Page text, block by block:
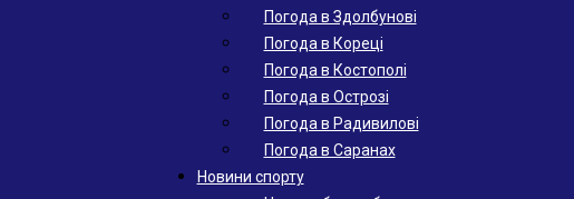
Погода в Здолбунові
Погода в Кореці
Погода в Костополі
Погода в Острозі
Погода в Радивилові
Погода в Саранах
Новини спорту